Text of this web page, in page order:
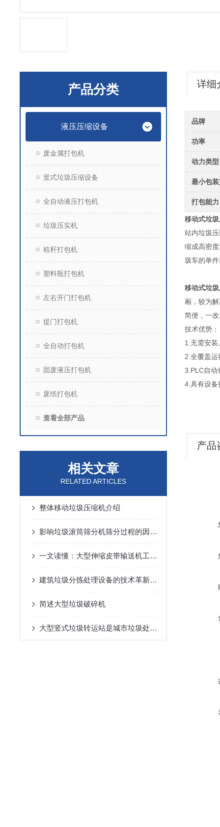
产品分类
液压压缩设备
废金属打包机
竖式垃圾压缩设备
全自动液压打包机
垃圾压实机
秸秆打包机
塑料瓶打包机
左右开门打包机
提门打包机
全自动打包机
固废液压打包机
废纸打包机
查看全部产品
相关文章
RELATED ARTICLES
整体移动垃圾压缩机介绍
影响垃圾滚筒筛分机筛分过程的因素是什么
一文读懂：大型伸缩皮带输送机工作原理与优势
建筑垃圾分拣处理设备的技术革新与环保价值
简述大型垃圾破碎机
大型竖式垃圾转运站是城市垃圾处理的新篇章
详细
品牌
功率
动力类型
最小包
打包能力
移动式垃
站内垃圾
缩成高密
圾车的单
移动式垃
厢，较为
简便
技术优势：
1.无需安装
2.全覆盖
3.PLC自动
4.具有设备
产品